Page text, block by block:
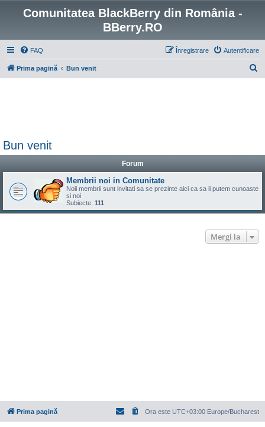
Comunitatea BlackBerry din România -
BBerry.RO
FAQ Autentificare
Înregistrare
Prima pagină Bun venit
Bun venit
Forum
Membrii noi in Comunitate
Noii membrii sunt invitati sa se prezinte aici ca sa ii putem cunoaste
si noi
Subiecte: 111
Mergi la
Prima pagină Ora este UTC+03:00 Europe/Bucharest